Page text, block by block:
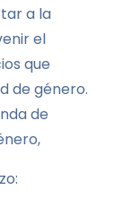
a la
el
que
de género.
de